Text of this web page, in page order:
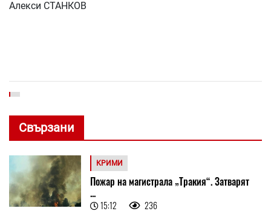
Алекси СТАНКОВ
Свързани
КРИМИ
Пожар на магистрала „Тракия“. Затварят
...
15:12 236